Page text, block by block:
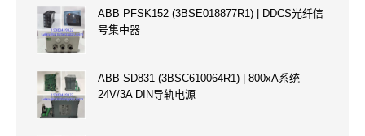
ABB PFSK152 (3BSE018877R1) | DDCS光纤信
号集中器
ABB SD831 (3BSC610064R1) | 800xA系统
24V/3A DIN导轨电源